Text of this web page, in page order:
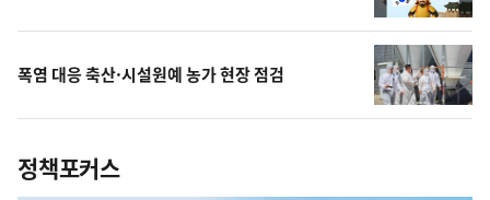
폭염 대응 축산·시설원예 농가 현장 점검
정책포커스